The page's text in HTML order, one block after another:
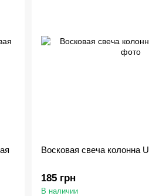
Восковая свеча колонна U
185 грн
В наличии